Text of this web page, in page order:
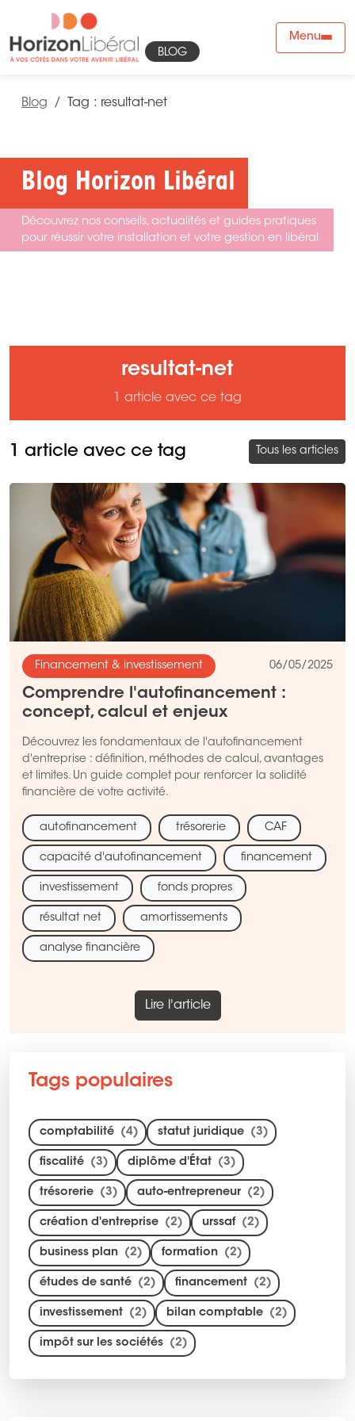
BLOG
Menu
Blog Tag : resultat-net
Blog Horizon Libéral
Découvrez nos conseils, actualités et guides pratiques
pour réussir votre installation et votre gestion en libéral
resultat-net
1 article avec ce tag
1 article avec ce tag Tous les articles
Financement & investissement 06/05/2025
Comprendre l'autofinancement :
concept, calcul et enjeux
Découvrez les fondamentaux de l'autofinancement
d'entreprise : définition, méthodes de calcul, avantages
et limites. Un guide complet pour renforcer la solidité
financière de votre activité.
autofinancement trésorerie CAF
capacité d'autofinancement financement
investissement fonds propres
résultat net amortissements
analyse financière
Lire l'article
Tags populaires
comptabilité (4) statut juridique (3)
fiscalité (3) diplôme d'État (3)
trésorerie (3) auto-entrepreneur (2)
création d'entreprise (2) urssaf (2)
business plan (2) formation (2)
études de santé (2) financement (2)
investissement (2) bilan comptable (2)
impôt sur les sociétés (2)